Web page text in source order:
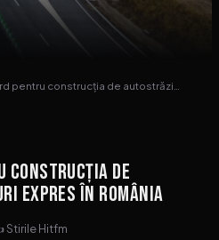
pentru construcția de autostrăzi…
construcția de
expres în România
Stirile Hitfm